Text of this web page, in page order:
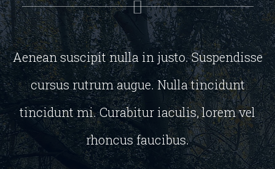
Aenean suscipit nulla in justo. Suspendisse
cursus rutrum augue. Nulla tincidunt
tincidunt mi. Curabitur iaculis, lorem vel
rhoncus faucibus.